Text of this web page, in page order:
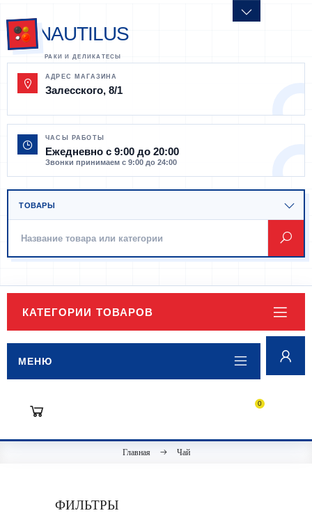
NAUTILUS
АДРЕС МАГАЗИНА
Залесского, 8/1
ЧАСЫ РАБОТЫ
Ежедневно с 9:00 до 20:00
Звонки принимаем с 9:00 до 24:00
КАТЕГОРИИ ТОВАРОВ
МЕНЮ
0
Главная Чай
ФИЛЬТРЫ